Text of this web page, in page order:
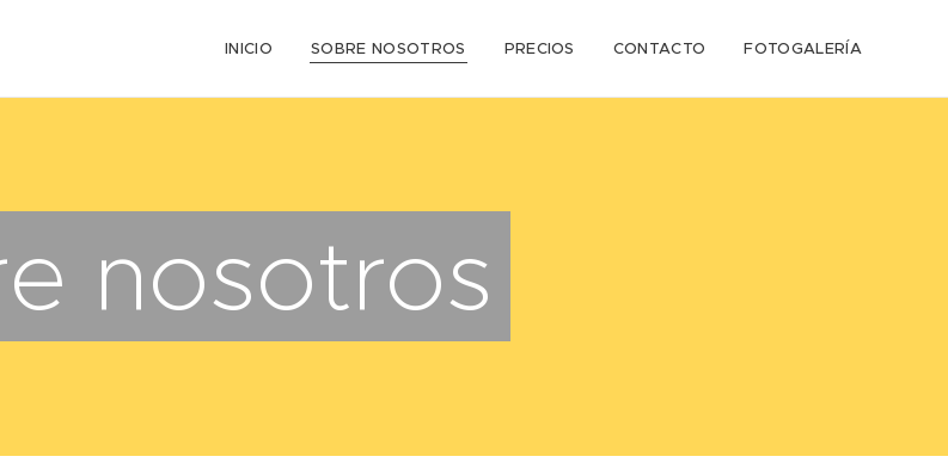
INICIO SOBRE NOSOTROS PRECIOS CONTACTO FOTOGALERÍA
nosotros